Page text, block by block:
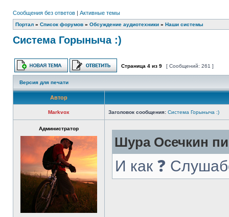
Сообщения без ответов | Активные темы
Портал » Список форумов » Обсуждение аудиотехники » Наши системы
Система Горыныча :)
Страница 4 из 9 [ Сообщений: 261 ]
Версия для печати
Автор
Markvox Заголовок сообщения: Система Горыныча :)
Администратор
Шура Осечкин
И как ❓